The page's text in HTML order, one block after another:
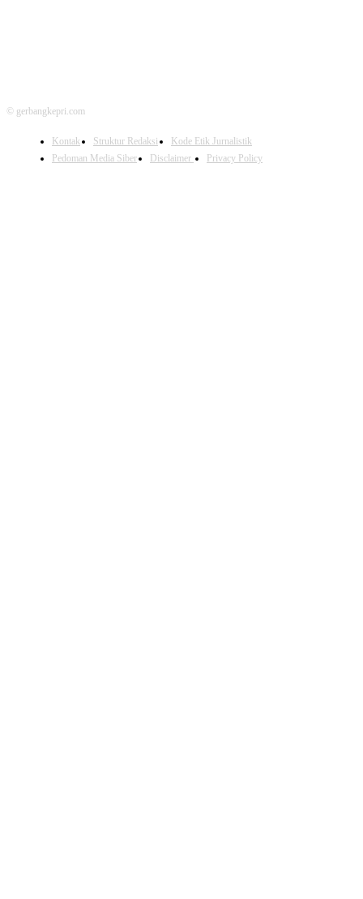
© gerbangkepri.com
Kontak Struktur Redaksi
Kode Etik Jurnalistik
Pedoman Media Siber
Disclaimer Privacy Policy